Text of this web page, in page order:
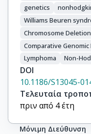
genetics
Williams Beuren
Chromosome Deletion
Comparative
Lymphoma
Non-
DOI
10.1186/S13045-
Τελευταία
πριν από 4 έτη
Μόνιμη Διεύθυνση